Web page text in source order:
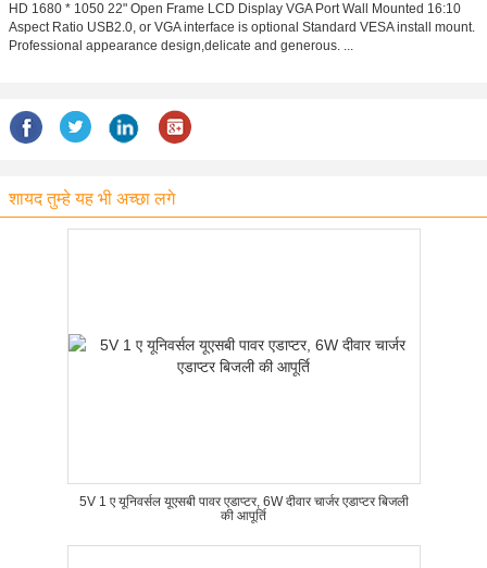
HD 1680 * 1050 22" Open Frame LCD Display VGA Port Wall Mounted 16:10
Aspect Ratio USB2.0, or VGA interface is optional Standard VESA install mount.
Professional appearance design,delicate and generous. ...
शायद तुम्हे यह भी अच्छा लगे
5V 1 ए यूनिवर्सल यूएसबी पावर एडाप्टर, 6W दीवार चार्जर एडाप्टर बिजली
की आपूर्ति